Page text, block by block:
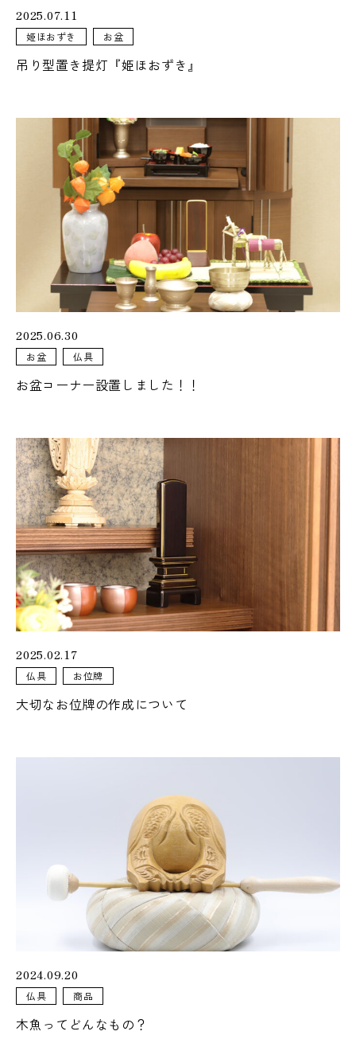
073-425-5555
定休日 火曜日・水曜日
アクセス
2025.07.11
姫ほおずき お盆
吊り型置き提灯『姫ほおずき』
2025.06.30
お盆 仏具
お盆コーナー設置しました！！
2025.02.17
仏具 お位牌
大切なお位牌の作成について
2024.09.20
仏具 商品
木魚ってどんなもの？